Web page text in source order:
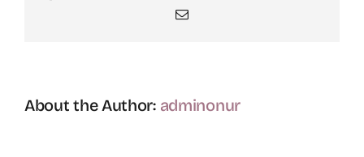
Email
About the Author: adminonur